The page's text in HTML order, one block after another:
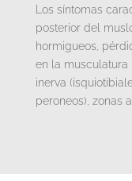
Los síntomas
posterior del
hormigueos,
en la
inerva
peroneos), zonas